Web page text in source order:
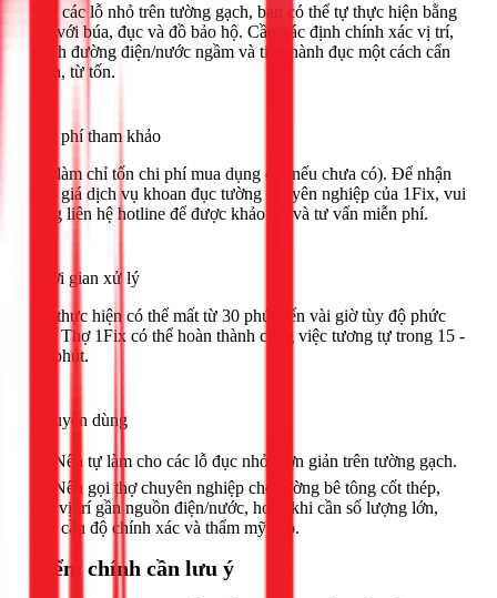
Với các lỗ nhỏ trên tường gạch, bạn có thể tự thực hiện bằng
tay với búa, đục và đồ bảo hộ. Cần xác định chính xác vị trí,
tránh đường điện/nước ngầm và tiến hành đục một cách cẩn
thận, từ tốn.
Chi phí tham khảo
Tự làm chỉ tốn chi phí mua dụng cụ (nếu chưa có). Để nhận
báo giá dịch vụ khoan đục tường chuyên nghiệp của 1Fix, vui
lòng liên hệ hotline để được khảo sát và tư vấn miễn phí.
Thời gian xử lý
Tự thực hiện có thể mất từ 30 phút đến vài giờ tùy độ phức
tạp. Thợ 1Fix có thể hoàn thành công việc tương tự trong 15 -
60 phút.
Khuyên dùng
🟢 Nên tự làm cho các lỗ đục nhỏ, đơn giản trên tường gạch.
🔴 Nên gọi thợ chuyên nghiệp cho tường bê tông cốt thép,
các vị trí gần nguồn điện/nước, hoặc khi cần số lượng lớn,
yêu cầu độ chính xác và thẩm mỹ cao.
Điểm chính cần lưu ý